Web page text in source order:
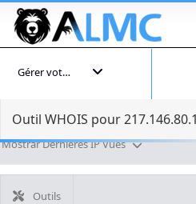
Gérer votre compte
Outil WHOIS pour
Mostrar Dernières IP Vues
Outils